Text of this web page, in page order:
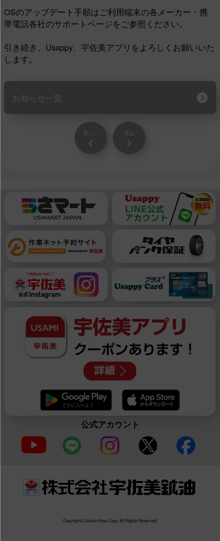
OSのアップデート手順はご利用端末の各メーカー・携
帯電話各社のサポートページをご参照ください。
引き続き、Usappy、宇佐美アプリをよろしくお願いいた
します。
お知らせ一覧
新しい 過去
公式アカウント
Copyright© Usami Koyu Corp. All Rights Reserved.